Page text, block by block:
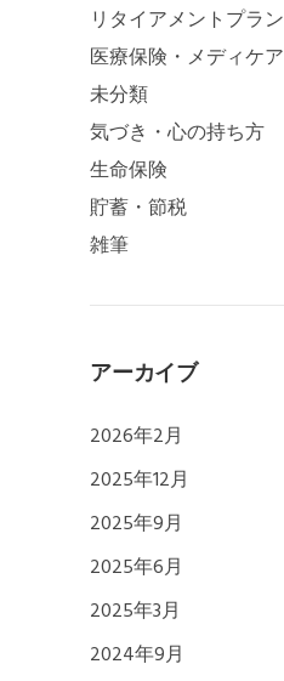
リタイアメントプラン
医療保険・メディケア
未分類
気づき・心の持ち方
生命保険
貯蓄・節税
雑筆
アーカイブ
2026年2月
2025年12月
2025年9月
2025年6月
2025年3月
2024年9月